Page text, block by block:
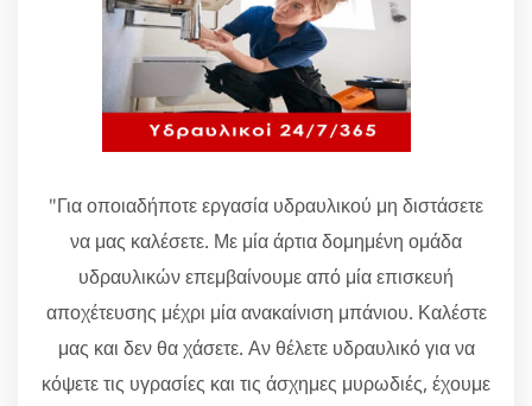
"Για οποιαδήποτε εργασία υδραυλικού μη διστάσετε
να μας καλέσετε. Με μία άρτια δομημένη ομάδα
υδραυλικών επεμβαίνουμε από μία επισκευή
αποχέτευσης μέχρι μία ανακαίνιση μπάνιου. Καλέστε
μας και δεν θα χάσετε. Αν θέλετε υδραυλικό για να
κόψετε τις υγρασίες και τις άσχημες μυρωδιές, έχουμε